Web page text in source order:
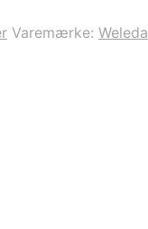
Varemærke: Weleda